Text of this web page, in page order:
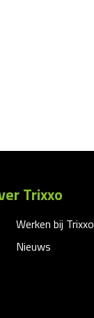
Trixxo
Werken bij Trixxo
Nieuws